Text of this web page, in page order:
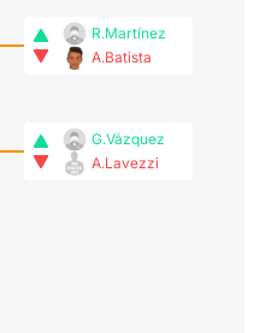
R.Martínez
A.Batista
G.Vázquez
A.Lavezzi